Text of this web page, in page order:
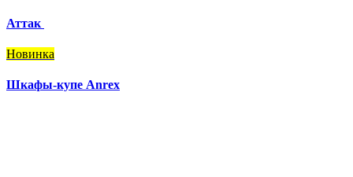
Аттак
Новинка
Шкафы-купе Anrex